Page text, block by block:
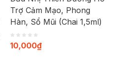
Trợ Cảm Mạo, Phong
Hàn, Sổ Mũi (Chai 1,5ml)
10,000₫